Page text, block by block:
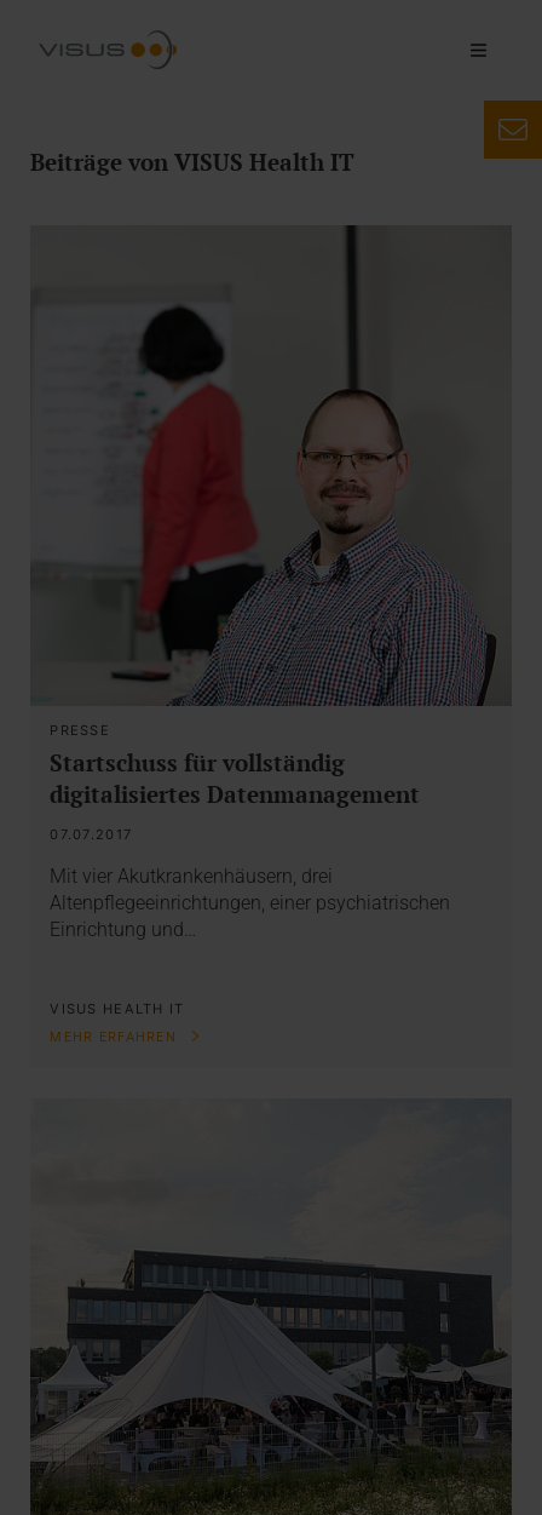
Beiträge von VISUS Health IT
PRESSE
Startschuss für vollständig
digitalisiertes Datenmanagement
07.07.2017
Mit vier Akutkrankenhäusern, drei
Altenpflegeeinrichtungen, einer psychiatrischen
Einrichtung und…
VISUS HEALTH IT
MEHR ERFAHREN